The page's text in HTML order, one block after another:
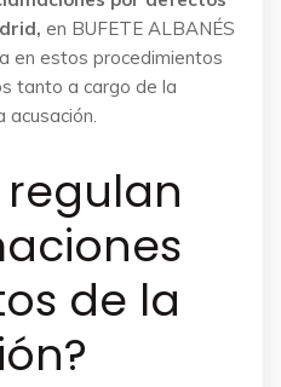
en BUFETE ALBANÉS
en estos procedimientos
tanto a cargo de la
acusación.
de la